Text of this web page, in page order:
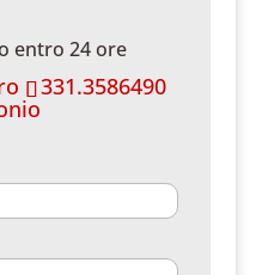
entro 24 ore
331.3586490